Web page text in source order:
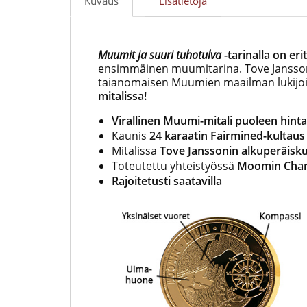
Muumit ja suuri tuhotulva-tarinalla on
ensimmäinen muumitarina. Tove
taianomaisen Muumien maailman
mitalissa!
Virallinen Muumi-mitali puoleen
Kaunis 24 karaatin Fairmined-kultaus
Mitalissa Tove Janssonin
Toteutettu yhteistyössä Moomin
Rajoitetusti saatavilla